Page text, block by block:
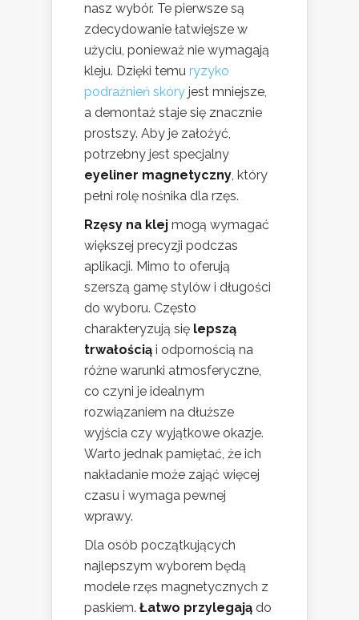
nasz wybór. Te pierwsze są
zdecydowanie łatwiejsze w
użyciu, ponieważ nie wymagają
kleju. Dzięki temu ryzyko
podrażnień skóry jest mniejsze,
a demontaż staje się znacznie
prostszy. Aby je założyć,
potrzebny jest specjalny
eyeliner magnetyczny, który
pełni rolę nośnika dla rzęs.
Rzęsy na klej mogą wymagać
większej precyzji podczas
aplikacji. Mimo to oferują
szerszą gamę stylów i długości
do wyboru. Często
charakteryzują się lepszą
trwałością i odpornością na
różne warunki atmosferyczne,
co czyni je idealnym
rozwiązaniem na dłuższe
wyjścia czy wyjątkowe okazje.
Warto jednak pamiętać, że ich
nakładanie może zająć więcej
czasu i wymaga pewnej
wprawy.
Dla osób początkujących
najlepszym wyborem będą
modele rzęs magnetycznych z
paskiem. Łatwo przylegają do